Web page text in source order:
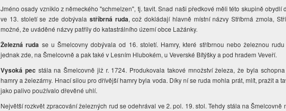
Jméno osady vzniklo z německého "schmelzen", tj. tavit. Snad naši předkové měli této skupině obydlí
ve 13. století se zde dobývala stříbrná ruda, což dokládají hlavně místní názvy Stříbrná zmola,
možné, že uváděné názvy patřily do katastrálního území obce Lažánky.
Železná ruda se u Šmelcovny dobývala od 16. století. Hamry, které stříbrnou nebo železnou
jednak zde, na Šmelcovně a pak také v Lesním Hlubokém, u Veverské Bítýšky a pod hradem Veveří.
Vysoká pec stála na Šmelcovně již r. 1724. Produkovala takové množství železa, že byla
hamry a železárny. Hnací silou pro dřívější hamry byla voda. Díky ní se ruda mohla prát, mlít, pražit a
jako palivo používalo dřevěné uhlí.
Největší rozkvět zpracování železných rud se odehrával ve 2. pol. 19. stol. Tehdy stála na Šmelcovně